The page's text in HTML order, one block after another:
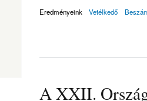
Eredményeink Vetélkedő
A XXII.